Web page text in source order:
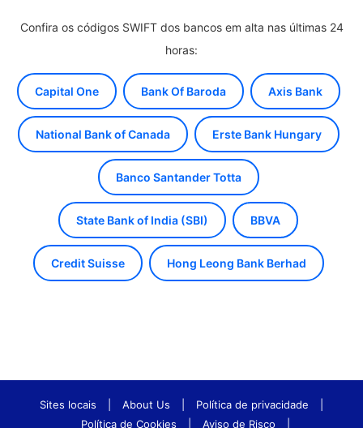
Confira os códigos SWIFT dos bancos em alta nas últimas 24
horas:
Capital One Bank Of Baroda Axis Bank
National Bank of Canada Erste Bank Hungary
Banco Santander Totta
State Bank of India (SBI) BBVA
Credit Suisse Hong Leong Bank Berhad
Sites locais About Us Política de privacidade
Política de Cookies
Aviso de Risco